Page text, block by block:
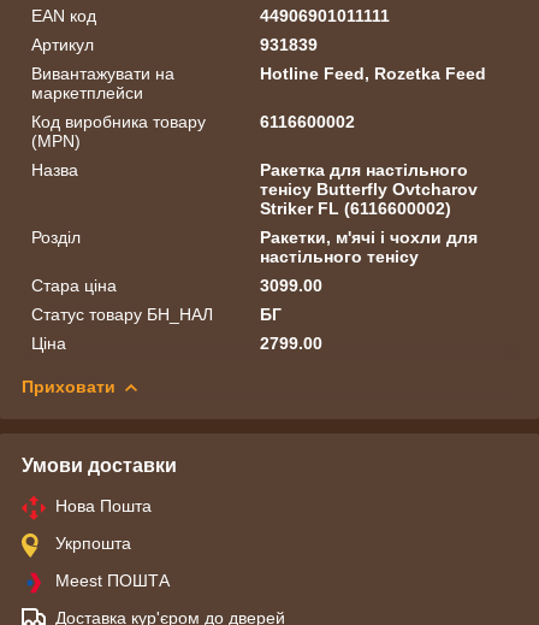
EAN код
44906901011111
Артикул
931839
Вивантажувати на
маркетплейси
Hotline Feed, Rozetka Feed
Код виробника товару
(MPN)
6116600002
Назва
Ракетка для настільного
тенісу Butterfly Ovtcharov
Striker FL (6116600002)
Розділ
Ракетки, м'ячі і чохли для
настільного тенісу
Стара ціна
3099.00
Статус товару БН_НАЛ
БГ
Ціна
2799.00
Приховати
Умови доставки
Нова Пошта
Укрпошта
Meest ПОШТА
Доставка кур'єром до дверей